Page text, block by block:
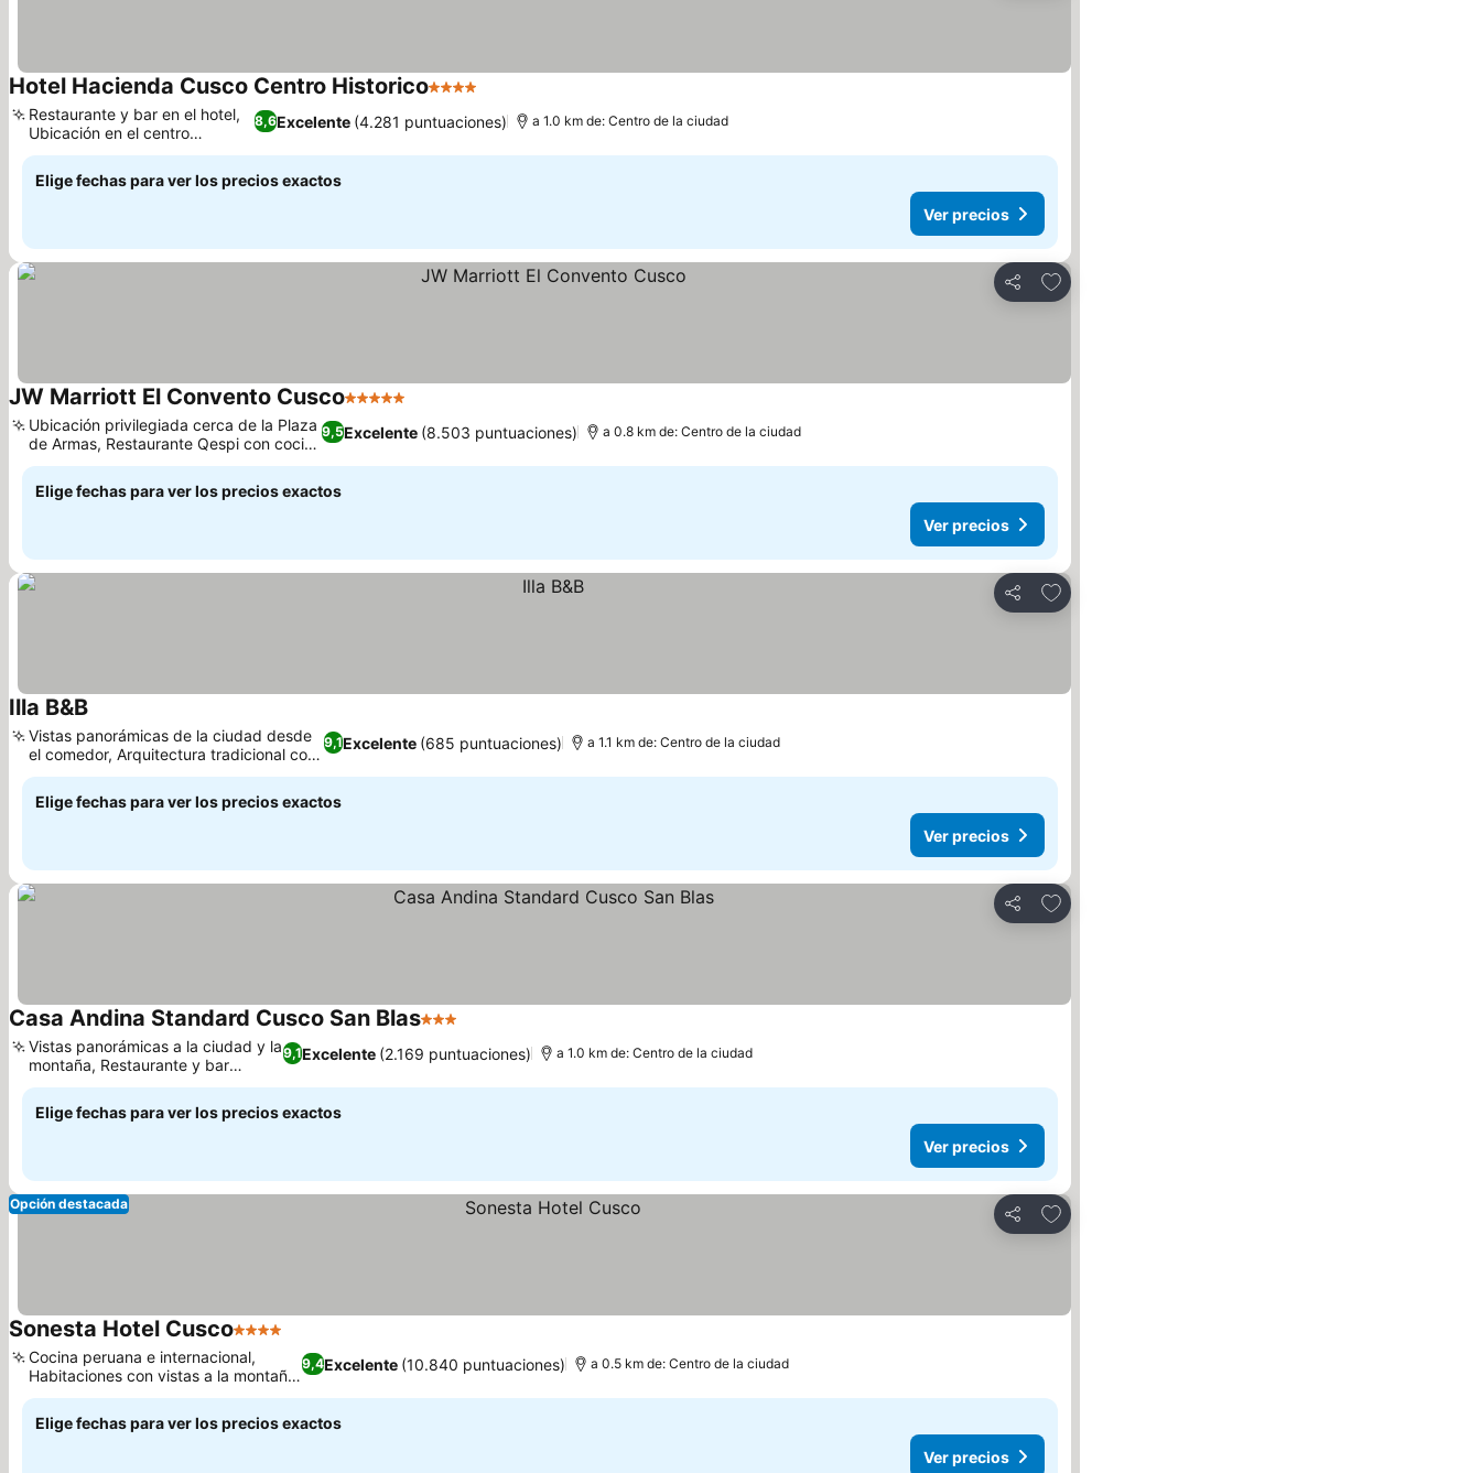
Hotel Hacienda Cusco Centro Historico4 Estrellas
8,6Excelente (4.281 puntuaciones)
Restaurante y bar en el hotel,
Ubicación en el centro
histórico
a 1.0 km de: Centro de la ciudad
Elige fechas para ver los precios exactos
Ver precios
Compartir
Agregar a favoritos
JW Marriott El Convento Cusco5 Estrellas
9,5Excelente (8.503 puntuaciones)
Ubicación privilegiada cerca de la Plaza
de Armas, Restaurante Qespi con cocina
peruana.
a 0.8 km de: Centro de la ciudad
Elige fechas para ver los precios exactos
Ver precios
Compartir
Agregar a favoritos
Illa B&B
9,1Excelente (685 puntuaciones)
Vistas panorámicas de la ciudad desde
el comedor, Arquitectura tradicional con
encanto
a 1.1 km de: Centro de la ciudad
Elige fechas para ver los precios exactos
Ver precios
Compartir
Agregar a favoritos
Casa Andina Standard Cusco San Blas3 Estrellas
9,1Excelente (2.169 puntuaciones)
Vistas panorámicas a la ciudad y la
montaña, Restaurante y bar
rústicos
a 1.0 km de: Centro de la ciudad
Elige fechas para ver los precios exactos
Ver precios
Compartir
Agregar a favoritos
Opción destacada
Sonesta Hotel Cusco4 Estrellas
9,4Excelente (10.840 puntuaciones)
Cocina peruana e internacional,
Habitaciones con vistas a la montaña
o a la ciudad
a 0.5 km de: Centro de la ciudad
Elige fechas para ver los precios exactos
Ver precios